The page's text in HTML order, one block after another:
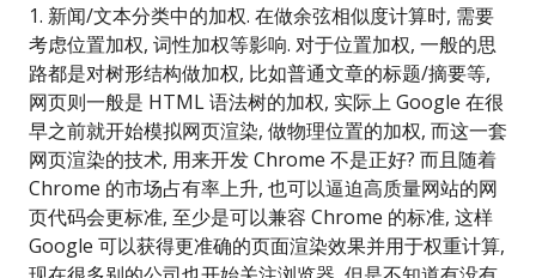
1. 新闻/文本分类中的加权. 在做余弦相似度计算时, 需要
考虑位置加权, 词性加权等影响. 对于位置加权, 一般的思
路都是对树形结构做加权, 比如普通文章的标题/摘要等,
网页则一般是 HTML 语法树的加权, 实际上 Google 在很
早之前就开始模拟网页渲染, 做物理位置的加权, 而这一套
网页渲染的技术, 用来开发 Chrome 不是正好? 而且随着
Chrome 的市场占有率上升, 也可以逼迫高质量网站的网
页代码会更标准, 至少是可以兼容 Chrome 的标准, 这样
Google 可以获得更准确的页面渲染效果并用于权重计算,